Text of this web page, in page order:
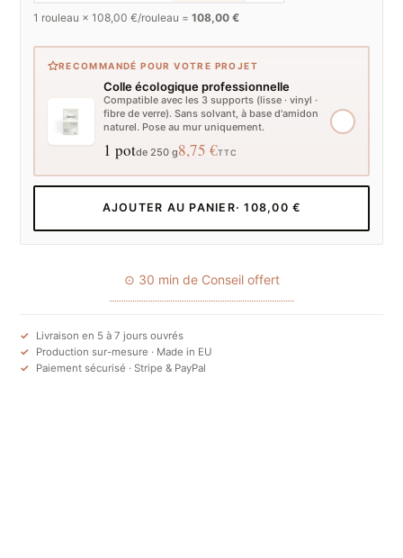
1 rouleau ×108,00 €/rouleau =108,00 €
RECOMMANDÉ POUR VOTRE PROJET
Colle écologique professionnelle
Compatible avec les 3 supports (lisse · vinyl ·
fibre de verre). Sans solvant, à base d'amidon
naturel. Pose au mur uniquement.
1 potde 250 g8,75 €TTC
AJOUTER AU PANIER· 108,00 €
⊙ 30 min de Conseil offert
Livraison en 5 à 7 jours ouvrés
Production sur-mesure · Made in EU
Paiement sécurisé · Stripe & PayPal